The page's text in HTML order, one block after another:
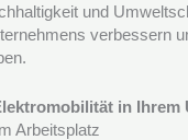
und
verbessern
in Ihrem
Arbeitsplatz